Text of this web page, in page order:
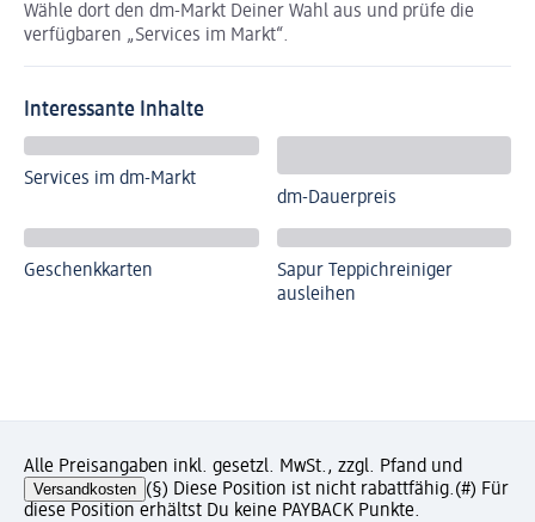
Wähle dort den dm-Markt Deiner Wahl aus und prüfe die
verfügbaren „Services im Markt“.
Interessante Inhalte
Services im dm-Markt
dm-Dauerpreis
Geschenkkarten
Sapur Teppichreiniger
ausleihen
Alle Preisangaben inkl. gesetzl. MwSt., zzgl. Pfand und
Versandkosten (§) Diese Position ist nicht rabattfähig.(#) Für
diese Position erhältst Du keine PAYBACK Punkte.